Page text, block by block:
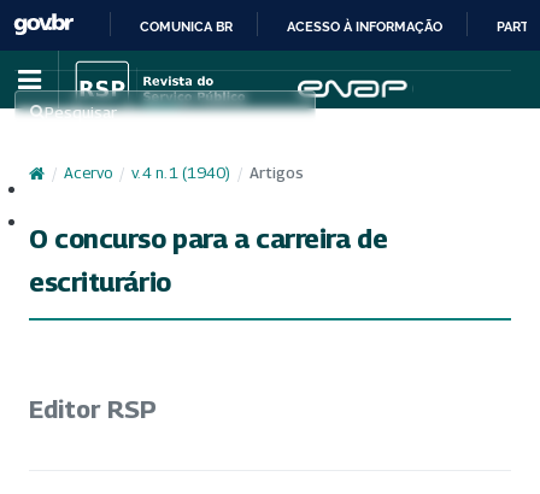
IR
PARA
CONTEÚDO
COMUNICA BR ACESSO À INFORMAÇÃO
Pesquisar
/ Acervo / v. 4 n. 1 (1940) / Artigos
O concurso para a carreira de
escriturário
Editor RSP